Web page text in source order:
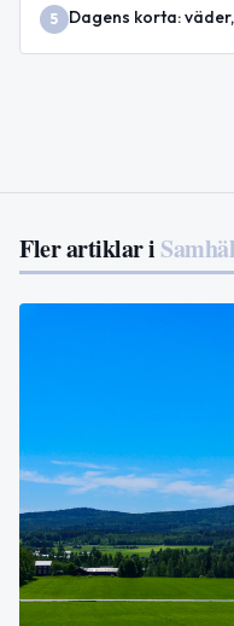
5 Dagens korta:
Fler artiklar i